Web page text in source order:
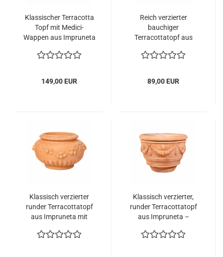
Klassischer Terracotta
Topf mit Medici-
Wappen aus Impruneta
frostfest
149,00 EUR
Reich verzierter
bauchiger
Terracottatopf aus
Löwenkopf, Ranken
89,00 EUR
Klassisch verzierter
runder Terracottatopf
aus Impruneta mit
frostfest
Klassisch verzierter,
runder Terracottatopf
aus Impruneta –